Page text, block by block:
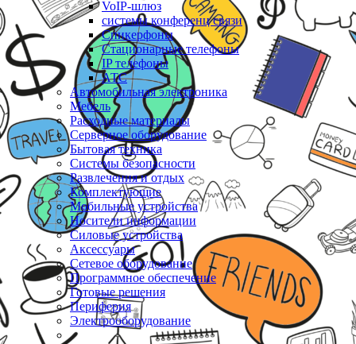
VoIP-шлюз
системы конференц связи
Спикерфоны
Стационарные телефоны
IP телефоны
АТС
Автомобильная электроника
Мебель
Расходные материалы
Серверное оборудование
Бытовая техника
Системы безопасности
Развлечения и отдых
Комплектующие
Мобильные устройства
Носители информации
Силовые устройства
Аксессуары
Сетевое оборудование
Программное обеспечение
Готовые решения
Периферия
Электрооборудование